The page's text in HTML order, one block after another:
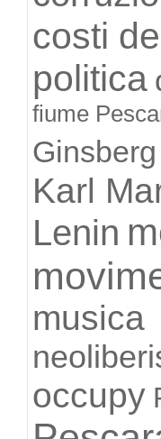
costi
politica
fiume
Ginsberg
Karl
Lenin
musica
occupy